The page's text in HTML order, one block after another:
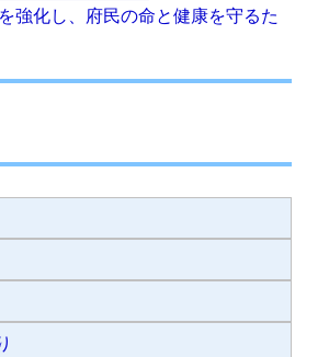
強化し、府民の命と健康を守るた